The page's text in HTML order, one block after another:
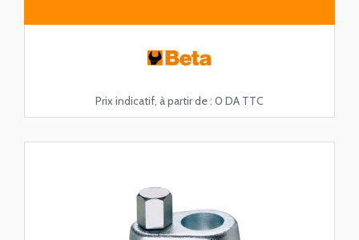
Prix indicatif, à partir de : 0 DA TTC